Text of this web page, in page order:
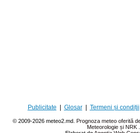
Publicitate Glosar| Termeni și condiții
© 2009-2026 meteo2.md. Prognoza meteo oferită
Meteorologie și NRK